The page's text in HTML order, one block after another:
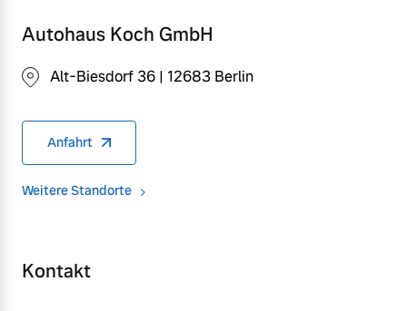
Autohaus Koch GmbH
Alt-Biesdorf 36 | 12683 Berlin
Anfahrt
Weitere Standorte
Kontakt